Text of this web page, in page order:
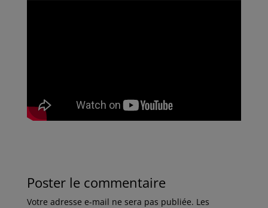
Poster le commentaire
Votre adresse e-mail ne sera pas publiée. Les